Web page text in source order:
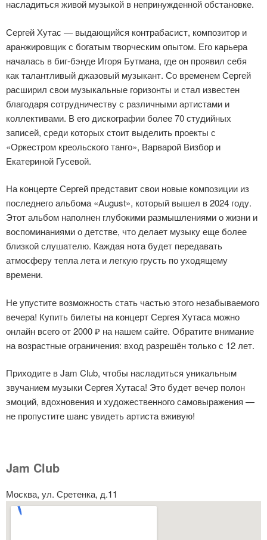
насладиться живой музыкой в непринужденной обстановке.
Сергей Хутас — выдающийся контрабасист, композитор и
аранжировщик с богатым творческим опытом. Его карьера
началась в биг-бэнде Игоря Бутмана, где он проявил себя
как талантливый джазовый музыкант. Со временем Сергей
расширил свои музыкальные горизонты и стал известен
благодаря сотрудничеству с различными артистами и
коллективами. В его дискографии более 70 студийных
записей, среди которых стоит выделить проекты с
«Оркестром креольского танго», Варварой Визбор и
Екатериной Гусевой.
На концерте Сергей представит свои новые композиции из
последнего альбома «August», который вышел в 2024 году.
Этот альбом наполнен глубокими размышлениями о жизни и
воспоминаниями о детстве, что делает музыку еще более
близкой слушателю. Каждая нота будет передавать
атмосферу тепла лета и легкую грусть по уходящему
времени.
Не упустите возможность стать частью этого незабываемого
вечера! Купить билеты на концерт Сергея Хутаса можно
онлайн всего от 2000 ₽ на нашем сайте. Обратите внимание
на возрастные ограничения: вход разрешён только с 12 лет.
Приходите в Jam Club, чтобы насладиться уникальным
звучанием музыки Сергея Хутаса! Это будет вечер полон
эмоций, вдохновения и художественного самовыражения —
не пропустите шанс увидеть артиста вживую!
Jam Club
Москва, ул. Сретенка, д.11